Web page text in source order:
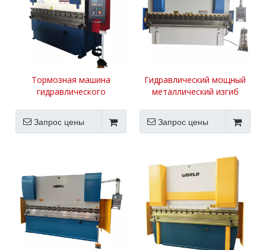
Тормозная машина
гидравлического
Запрос цены
Гидравлический мощный
металлический изгиб
Запрос цены